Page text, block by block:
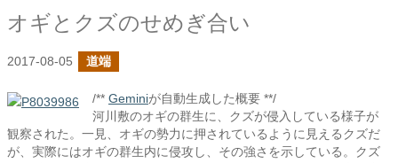
オギとクズのせめぎ合い
2017-08-05 道端
/** Geminiが自動生成した概要 **/
河川敷のオギの群生に、クズが侵入している様子が
観察された。一見、オギの勢力に押されているように見えるクズだ
が、実際にはオギの群生内に侵攻し、その強さを示している。クズ